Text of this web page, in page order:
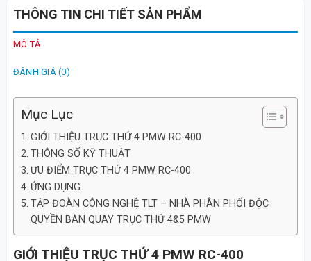
THÔNG TIN CHI TIẾT SẢN PHẨM
MÔ TẢ
ĐÁNH GIÁ (0)
Mục Lục
GIỚI THIỆU TRỤC THỨ 4 PMW RC-400
THÔNG SỐ KỸ THUẬT
ƯU ĐIỂM TRỤC THỨ 4 PMW RC-400
ỨNG DỤNG
TẬP ĐOÀN CÔNG NGHỆ TLT – NHÀ PHÂN PHỐI ĐỘC
QUYỀN BÀN QUAY TRỤC THỨ 4&5 PMW
GIỚI THIỆU TRỤC THỨ 4 PMW RC-400